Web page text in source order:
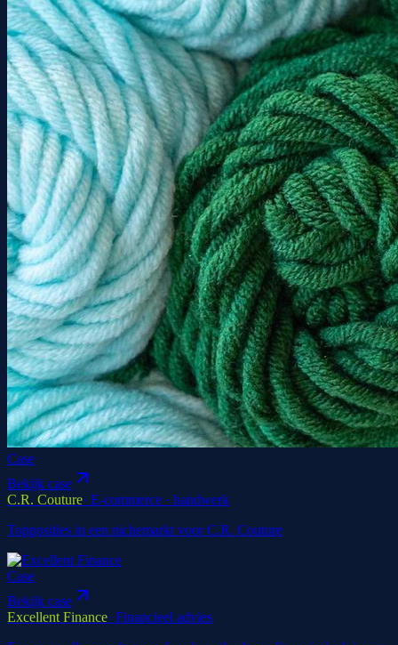
Case
Bekijk case
C.R. Couture· E-commerce · handwerk
Topposities in een nichemarkt voor C.R. Couture
Case
Bekijk case
Excellent Finance· Financieel advies